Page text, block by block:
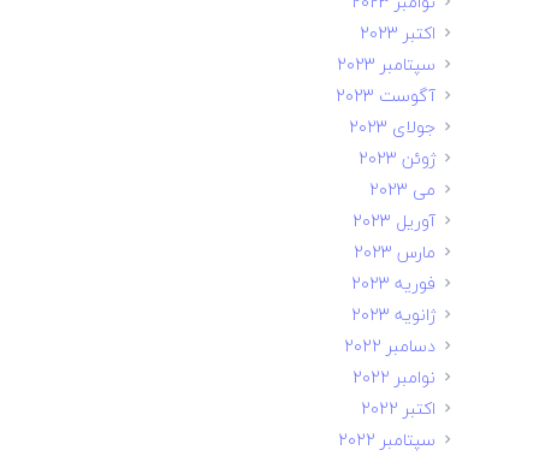
اکتبر 2023
سپتامبر 2023
آگوست 2023
جولای 2023
ژوئن 2023
می 2023
آوریل 2023
مارس 2023
فوریه 2023
ژانویه 2023
دسامبر 2022
نوامبر 2022
اکتبر 2022
سپتامبر 2022